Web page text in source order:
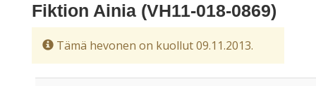
Fiktion Ainia (VH11-018-0869)
Tämä hevonen on kuollut 09.11.2013.